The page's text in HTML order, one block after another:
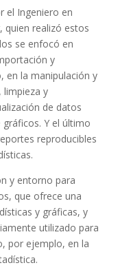
el Ingeniero en
quien realizó estos
se enfocó en
y
en la manipulación y
limpieza y
de datos
Y el último
reproducibles
y entorno para
que ofrece una
y gráficas, y
utilizado para
por ejemplo, en la